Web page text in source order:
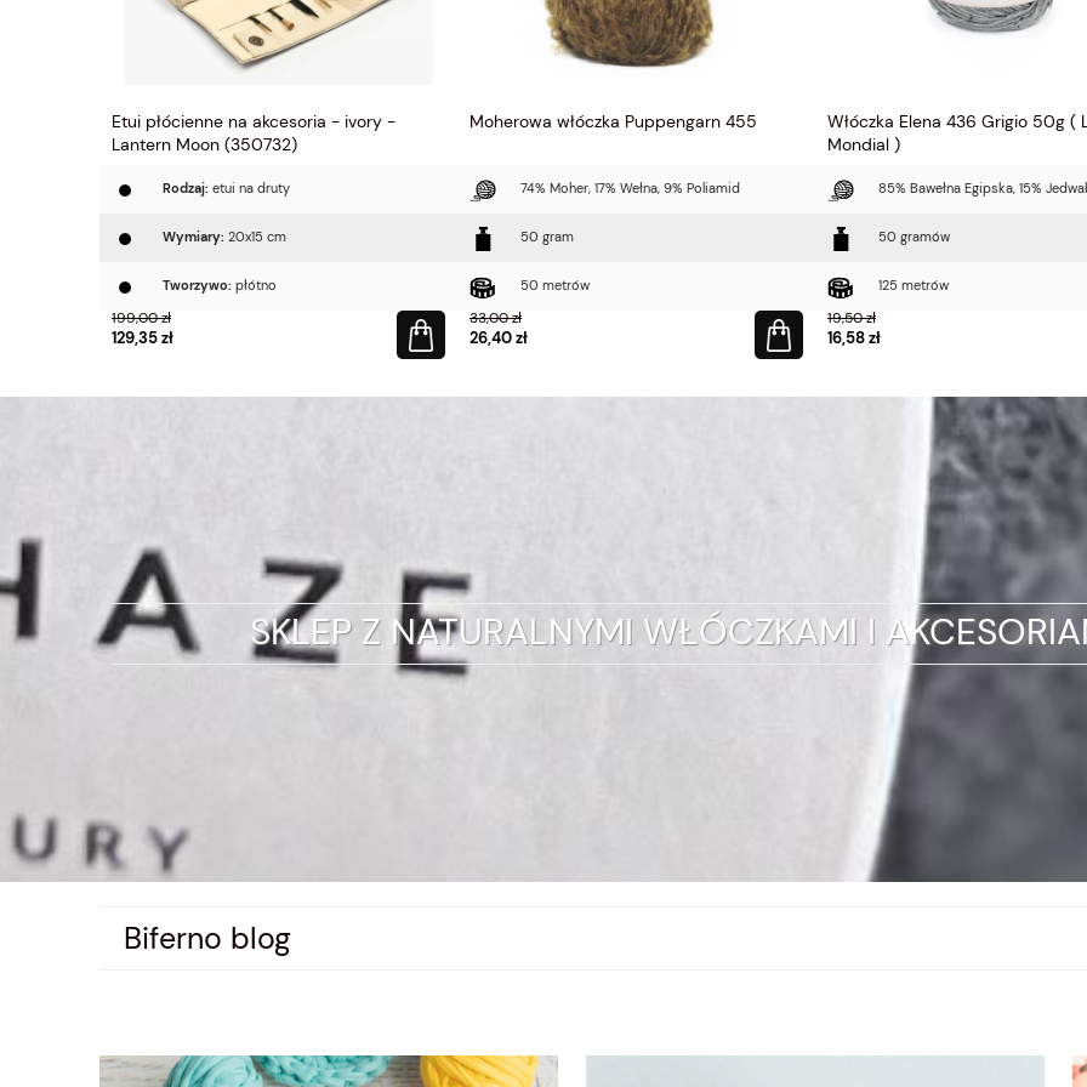
Etui płócienne na akcesoria - ivory -
Lantern Moon (350732)
Rodzaj: etui na druty
Wymiary: 20x15 cm
Tworzywo: płótno
199,00 zł
129,35 zł
Moherowa włóczka Puppengarn 455
74% Moher, 17% Wełna, 9% Poliamid
50 gram
50 metrów
33,00 zł
26,40 zł
Włóczka Elena 436 Grigio 50g (
Mondial )
85% Bawełna Egipska, 15%
50 gramów
125 metrów
19,50 zł
16,58 zł
SKLEP Z NATURALNYMI WŁÓCZKAMI I
Biferno blog